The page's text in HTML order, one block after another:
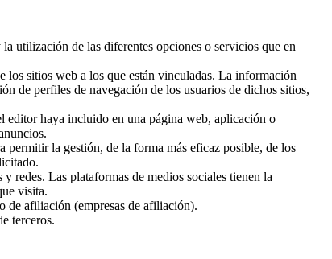
utilización de las diferentes opciones o servicios que en
los sitios web a los que están vinculadas. La información
de perfiles de navegación de los usuarios de dichos sitios,
editor haya incluido en una página web, aplicación o
permitir la gestión, de la forma más eficaz posible, de los
redes. Las plataformas de medios sociales tienen la
visita.
de afiliación (empresas de afiliación).
terceros.